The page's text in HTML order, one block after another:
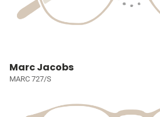
Marc Jacobs
MARC 727/S